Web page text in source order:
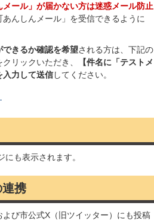
メール」が届かない方は迷惑メール防止
んしんメール」を受信できるように
きるか確認を希望される方は、下記の
リックいただき、
【件名に「テストメ
入力して送信してください。
も表示されます。
携
び市公式X（旧ツイッター）にも投稿